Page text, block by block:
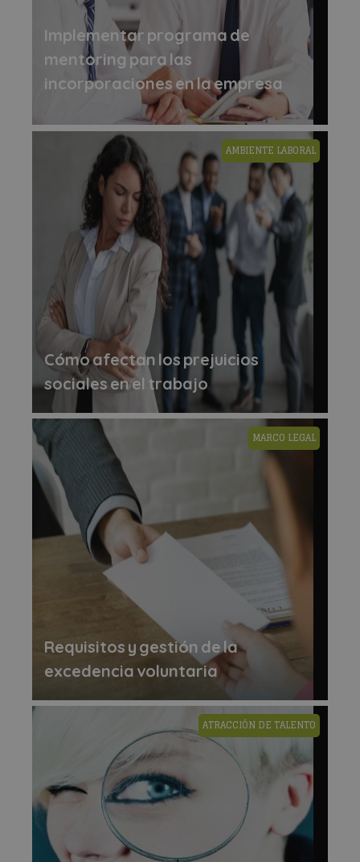
Implementar programa de
mentoring para las
incorporaciones en la empresa
Cómo afectan los prejuicios
sociales en el trabajo
AMBIENTE LABORAL
Requisitos y gestión de la
excedencia voluntaria
MARCO LEGAL
ATRACCIÓN DE TALENTO